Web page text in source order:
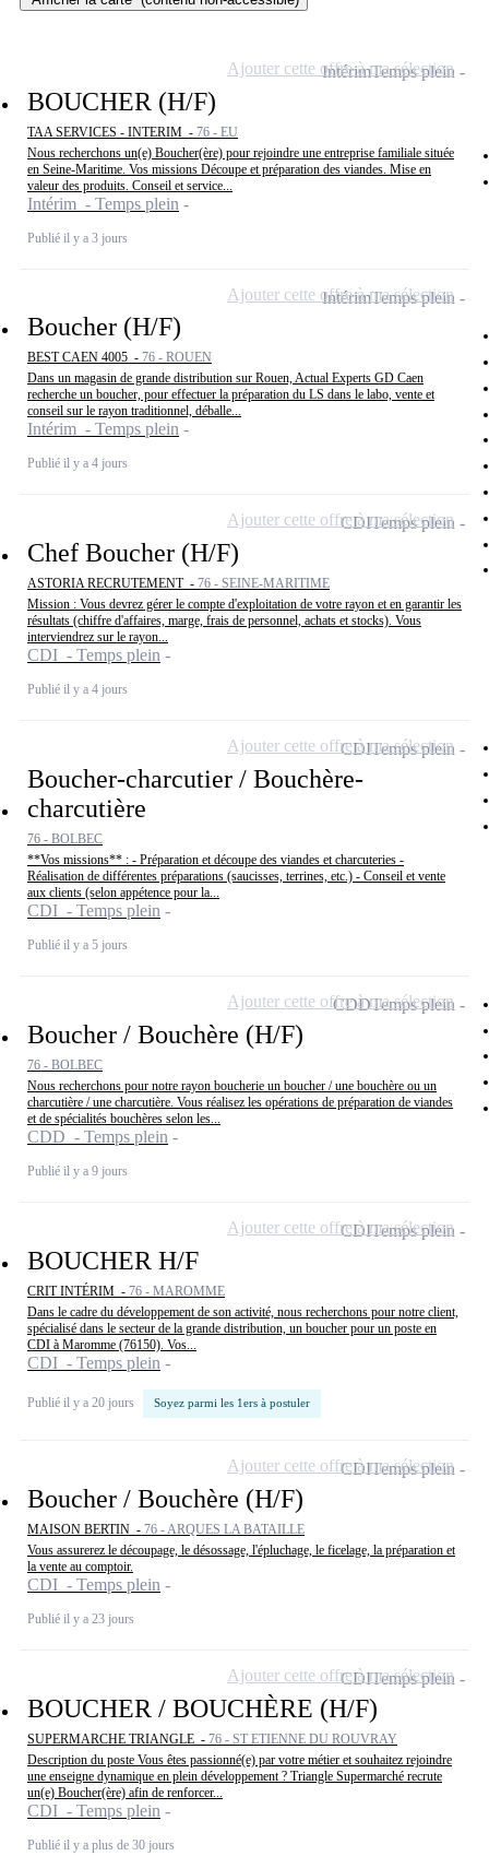
BOUCHER (H/F)
TAA SERVICES - INTERIM - 76 - EU
Nous recherchons un(e) Boucher(ère) pour rejoindre une entreprise familiale située
en Seine-Maritime. Vos missions Découpe et préparation des viandes. Mise en
valeur des produits. Conseil et service...
Intérim - Temps plein
Publié il y a 3 jours
IntérimTemps plein
Ajouter cette offre à ma sélection
Boucher (H/F)
BEST CAEN 4005 - 76 - ROUEN
Dans un magasin de grande distribution sur Rouen, Actual Experts GD Caen
recherche un boucher, pour effectuer la préparation du LS dans le labo, vente et
conseil sur le rayon traditionnel, déballe...
Intérim - Temps plein
Publié il y a 4 jours
IntérimTemps plein
Ajouter cette offre à ma sélection
Chef Boucher (H/F)
ASTORIA RECRUTEMENT - 76 - SEINE-MARITIME
Mission : Vous devrez gérer le compte d'exploitation de votre rayon et en garantir les
résultats (chiffre d'affaires, marge, frais de personnel, achats et stocks). Vous
interviendrez sur le rayon...
CDI - Temps plein
Publié il y a 4 jours
CDITemps plein
Ajouter cette offre à ma sélection
Boucher-charcutier / Bouchère-
charcutière
76 - BOLBEC
**Vos missions** : - Préparation et découpe des viandes et charcuteries -
Réalisation de différentes préparations (saucisses, terrines, etc.) - Conseil et vente
aux clients (selon appétence pour la...
CDI - Temps plein
Publié il y a 5 jours
CDITemps plein
Ajouter cette offre à ma sélection
Boucher / Bouchère (H/F)
76 - BOLBEC
Nous recherchons pour notre rayon boucherie un boucher / une bouchère ou un
charcutière / une charcutière. Vous réalisez les opérations de préparation de viandes
et de spécialités bouchères selon les...
CDD - Temps plein
Publié il y a 9 jours
CDDTemps plein
Ajouter cette offre à ma sélection
BOUCHER H/F
CRIT INTÉRIM - 76 - MAROMME
Dans le cadre du développement de son activité, nous recherchons pour notre client,
spécialisé dans le secteur de la grande distribution, un boucher pour un poste en
CDI à Maromme (76150). Vos...
CDI - Temps plein
Publié il y a 20 jours Soyez parmi les 1ers à postuler
CDITemps plein
Ajouter cette offre à ma sélection
Boucher / Bouchère (H/F)
MAISON BERTIN - 76 - ARQUES LA BATAILLE
Vous assurerez le découpage, le désossage, l'épluchage, le ficelage, la préparation et
la vente au comptoir.
CDI - Temps plein
Publié il y a 23 jours
CDITemps plein
Ajouter cette offre à ma sélection
BOUCHER / BOUCHÈRE (H/F)
SUPERMARCHE TRIANGLE - 76 - ST ETIENNE DU ROUVRAY
Description du poste Vous êtes passionné(e) par votre métier et souhaitez rejoindre
une enseigne dynamique en plein développement ? Triangle Supermarché recrute
un(e) Boucher(ère) afin de renforcer...
CDI - Temps plein
Publié il y a plus de 30 jours
CDITemps plein
Ajouter cette offre à ma sélection